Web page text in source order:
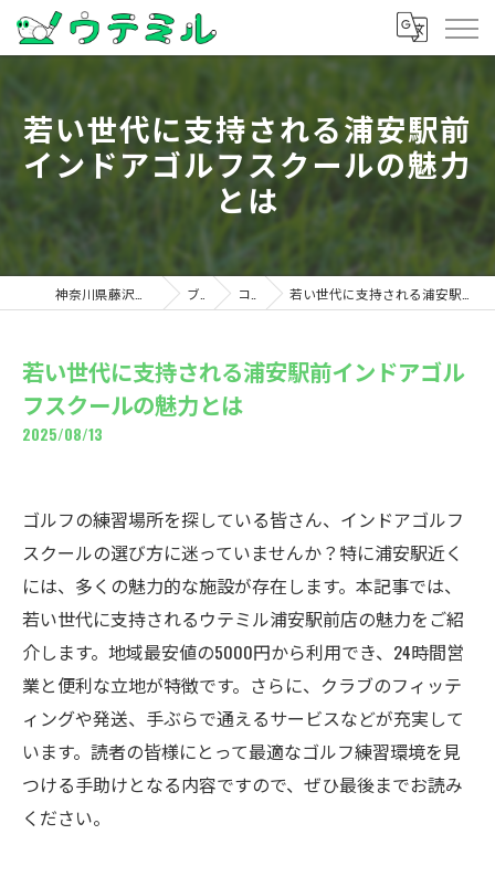
若い世代に支持される浦安駅前
インドアゴルフスクールの魅力
とは
ブログ コラム 若い世代に支持される浦安駅前インドアゴルフスクールの魅力とは
若い世代に支持される浦安駅前インドアゴル
フスクールの魅力とは
2025/08/13
ゴルフの練習場所を探している皆さん、インドアゴルフ
スクールの選び方に迷っていませんか？特に浦安駅近く
には、多くの魅力的な施設が存在します。本記事では、
若い世代に支持されるウテミル浦安駅前店の魅力をご紹
介します。地域最安値の5000円から利用でき、24時間営
業と便利な立地が特徴です。さらに、クラブのフィッテ
ィングや発送、手ぶらで通えるサービスなどが充実して
います。読者の皆様にとって最適なゴルフ練習環境を見
つける手助けとなる内容ですので、ぜひ最後までお読み
ください。